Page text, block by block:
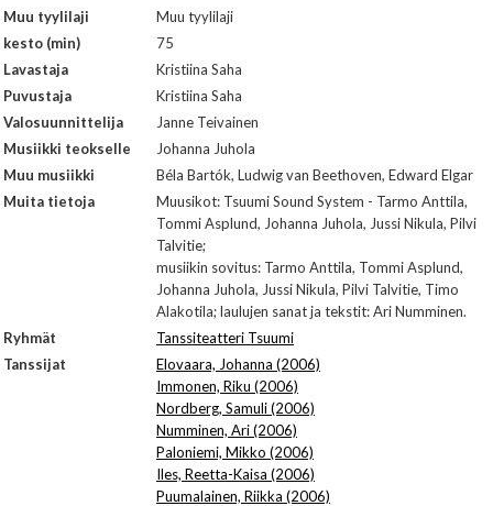
Muu tyylilaji
Muu tyylilaji
kesto (min)
75
Lavastaja
Kristiina Saha
Puvustaja
Kristiina Saha
Valosuunnittelija
Janne Teivainen
Musiikki teokselle
Johanna Juhola
Muu musiikki
Béla Bartók, Ludwig van Beethoven, Edward Elgar
Muita tietoja
Muusikot: Tsuumi Sound System - Tarmo Anttila,
Tommi Asplund, Johanna Juhola, Jussi Nikula, Pilvi
Talvitie;
musiikin sovitus: Tarmo Anttila, Tommi Asplund,
Johanna Juhola, Jussi Nikula, Pilvi Talvitie, Timo
Alakotila; laulujen sanat ja tekstit: Ari Numminen.
Ryhmät
Tanssiteatteri Tsuumi
Tanssijat
Elovaara, Johanna (2006)
Immonen, Riku (2006)
Nordberg, Samuli (2006)
Numminen, Ari (2006)
Paloniemi, Mikko (2006)
Iles, Reetta-Kaisa (2006)
Puumalainen, Riikka (2006)